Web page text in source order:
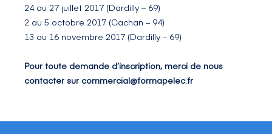
24 au 27 juillet 2017 (Dardilly – 69)
2 au 5 octobre 2017 (Cachan – 94)
13 au 16 novembre 2017 (Dardilly – 69)
Pour toute demande d’inscription, merci de nous
contacter sur commercial@formapelec.fr